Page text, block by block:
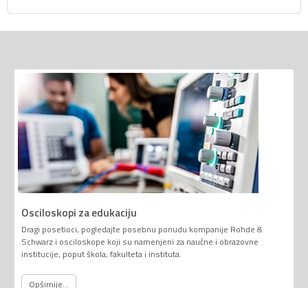
Osciloskopi za edukaciju
Dragi posetioci, pogledajte posebnu ponudu kompanije Rohde &
Schwarz i osciloskope koji su namenjeni za naučne i obrazovne
institucije, poput škola, fakulteta i instituta.
Opširnije...